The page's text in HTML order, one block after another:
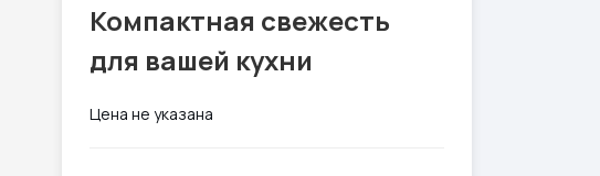
Компактная свежесть
для вашей кухни
Цена не указана